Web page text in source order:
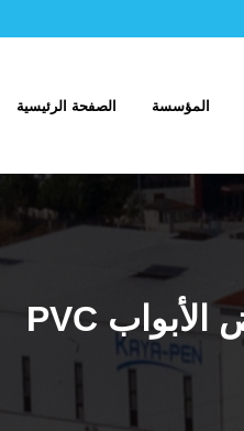
الصفحة الرئيسية المؤسسة